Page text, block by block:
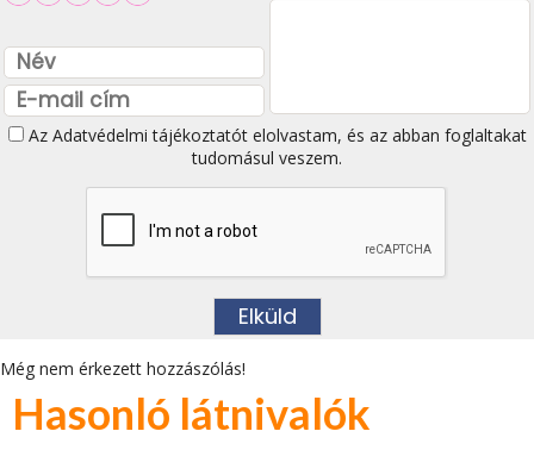
Az Adatvédelmi tájékoztatótelolvastam, és az abban foglaltakat
tudomásul veszem.
Még nem érkezett hozzászólás!
Hasonló látnivalók